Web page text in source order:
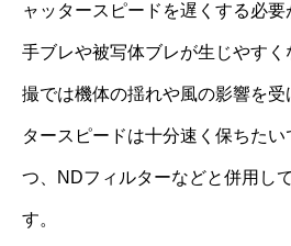
ャッタースピードを遅くする必
手ブレや被写体ブレが生じやす
撮では機体の揺れや風の影響を
タースピードは十分速く保ちた
つ、NDフィルターなどと併用し
す。